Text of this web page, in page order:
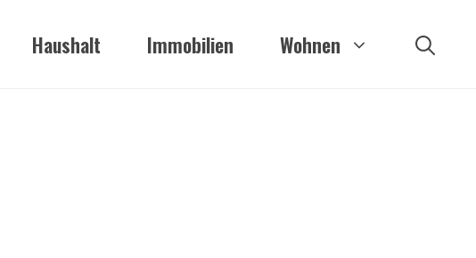
Haushalt Immobilien Wohnen